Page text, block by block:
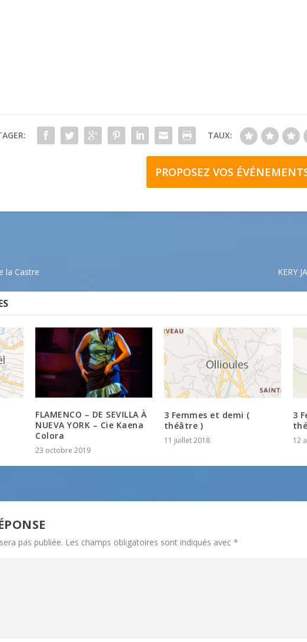
TAUX:
PROPOSEZ VOS
la Castre KERY
FLAMENCO – DE SEVILLA À
NUEVA YORK – Cie Kaena
Colora
23 octobre 2019
3 Femmes et demi (
théâtre )
11 juillet 2018
3
12
pas publiée. Les champs obligatoires sont indiqués avec*